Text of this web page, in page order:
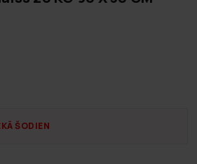
ŠODIEN